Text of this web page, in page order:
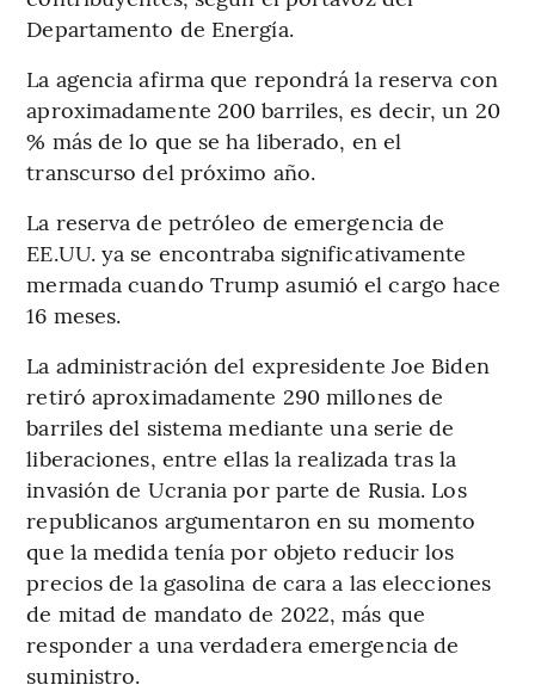
Departamento de Energía.
La agencia afirma que repondrá la reserva con
aproximadamente 200 barriles, es decir, un 20
% más de lo que se ha liberado, en el
transcurso del próximo año.
La reserva de petróleo de emergencia de
EE.UU. ya se encontraba significativamente
mermada cuando Trump asumió el cargo hace
16 meses.
La administración del expresidente Joe Biden
retiró aproximadamente 290 millones de
barriles del sistema mediante una serie de
liberaciones, entre ellas la realizada tras la
invasión de Ucrania por parte de Rusia. Los
republicanos argumentaron en su momento
que la medida tenía por objeto reducir los
precios de la gasolina de cara a las elecciones
de mitad de mandato de 2022, más que
responder a una verdadera emergencia de
suministro.